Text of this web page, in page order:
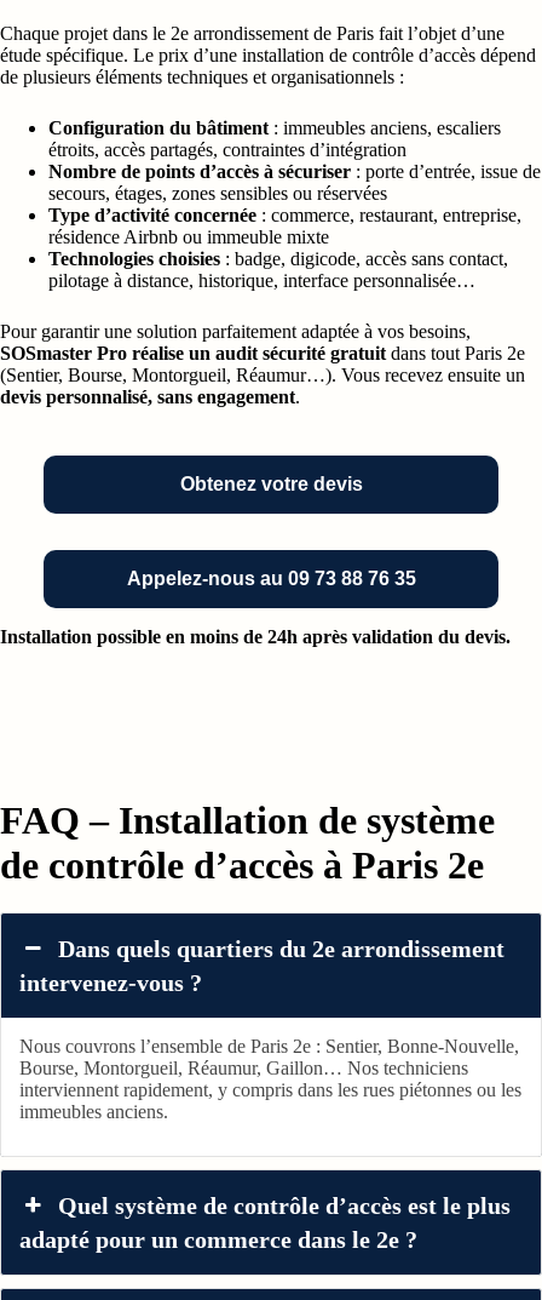
Chaque projet dans le 2e arrondissement de Paris fait l’objet d’une
étude spécifique. Le prix d’une installation de contrôle d’accès dépend
de plusieurs éléments techniques et organisationnels :
Configuration du bâtiment : immeubles anciens, escaliers
étroits, accès partagés, contraintes d’intégration
Nombre de points d’accès à sécuriser : porte d’entrée, issue de
secours, étages, zones sensibles ou réservées
Type d’activité concernée : commerce, restaurant, entreprise,
résidence Airbnb ou immeuble mixte
Technologies choisies : badge, digicode, accès sans contact,
pilotage à distance, historique, interface personnalisée…
Pour garantir une solution parfaitement adaptée à vos besoins,
SOSmaster Pro réalise un audit sécurité gratuit dans tout Paris 2e
(Sentier, Bourse, Montorgueil, Réaumur…). Vous recevez ensuite un
devis personnalisé, sans engagement.
Obtenez votre devis
Appelez-nous au 09 73 88 76 35
Installation possible en moins de 24h après validation du devis.
FAQ – Installation de système
de contrôle d’accès à Paris 2e
Dans quels quartiers du 2e arrondissement
intervenez-vous ?
Nous couvrons l’ensemble de Paris 2e : Sentier, Bonne-Nouvelle,
Bourse, Montorgueil, Réaumur, Gaillon… Nos techniciens
interviennent rapidement, y compris dans les rues piétonnes ou les
immeubles anciens.
Quel système de contrôle d’accès est le plus
adapté pour un commerce dans le 2e ?